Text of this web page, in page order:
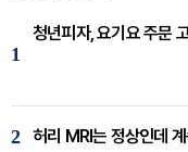
1
청년피자, 요기요 주문
2 허리 MRI는 정상인데